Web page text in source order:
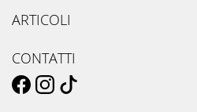
ARTICOLI
CONTATTI